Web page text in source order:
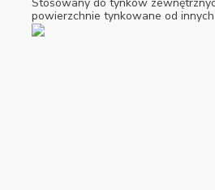
Stosowany do tynków
powierzchnie tynkowane od